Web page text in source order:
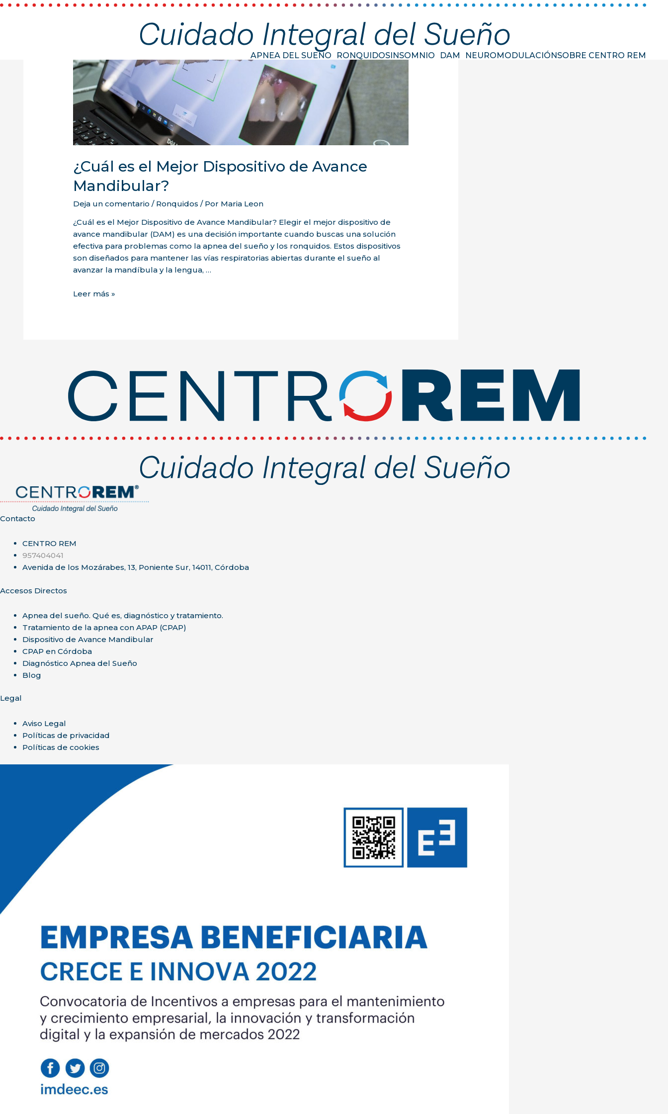
APNEA DEL SUEÑO RONQUIDOS INSOMNIO DAM NEUROMODULACIÓNSOBRE CENTRO REM
¿Cuál es el Mejor Dispositivo de Avance
Mandibular?
Deja un comentario / Ronquidos / Por Maria Leon
¿Cuál es el Mejor Dispositivo de Avance Mandibular? Elegir el mejor dispositivo de
avance mandibular (DAM) es una decisión importante cuando buscas una solución
efectiva para problemas como la apnea del sueño y los ronquidos. Estos dispositivos
son diseñados para mantener las vías respiratorias abiertas durante el sueño al
avanzar la mandíbula y la lengua, …
¿Cuál
Mandibular?
Leer más »
Contacto
CENTRO REM
957404041
Avenida de los Mozárabes, 13, Poniente Sur, 14011, Córdoba
Accesos Directos
Apnea del sueño. Qué es, diagnóstico y tratamiento.
Tratamiento de la apnea con APAP (CPAP)
Dispositivo de Avance Mandibular
CPAP en Córdoba
Diagnóstico Apnea del Sueño
Blog
Legal
Aviso Legal
Políticas de privacidad
Políticas de cookies